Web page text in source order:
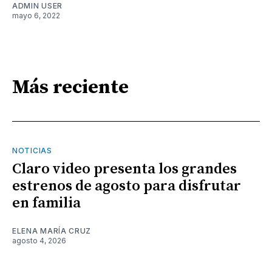
ADMIN USER
mayo 6, 2022
Más reciente
NOTICIAS
Claro video presenta los grandes
estrenos de agosto para disfrutar
en familia
ELENA MARÍA CRUZ
agosto 4, 2026